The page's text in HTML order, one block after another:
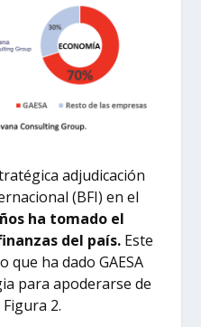
adjudicación
(BFI) en el
ha tomado el
del país. Este
que ha dado GAESA
para apoderarse de
2.